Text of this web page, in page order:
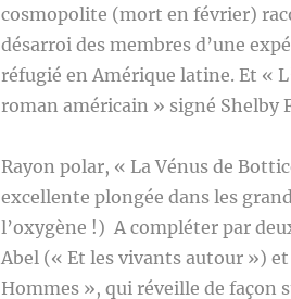
cosmopolite (mort en février)
désarroi des membres d’une
réfugié en Amérique latine. Et «
roman américain » signé Shelby
Rayon polar, « La Vénus de
excellente plongée dans les
l’oxygène !) A compléter par
Abel (« Et les vivants autour »)
Hommes », qui réveille de façon